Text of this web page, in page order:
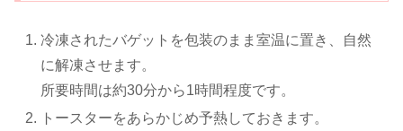
冷凍されたバゲットを包装のまま室温に置き、自然
に解凍させます。
所要時間は約30分から1時間程度です。
トースターをあらかじめ予熱しておきます。